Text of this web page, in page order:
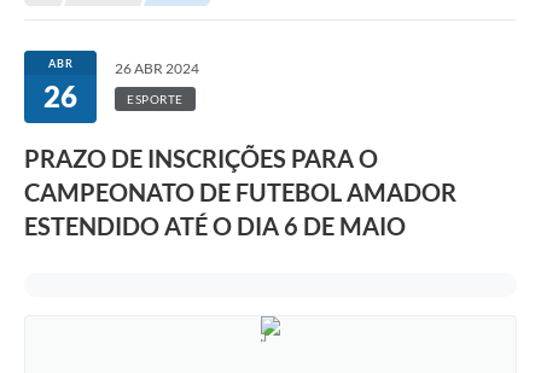
ABR
26
26 ABR 2024
ESPORTE
PRAZO DE INSCRIÇÕES PARA O
CAMPEONATO DE FUTEBOL AMADOR
ESTENDIDO ATÉ O DIA 6 DE MAIO